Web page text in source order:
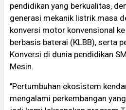
pendidikan yang berkualitas,
generasi mekanik listrik masa
konversi motor konvensional
berbasis baterai (KLBB), serta
Konversi di dunia pendidikan
Mesin.
"Pertumbuhan ekosistem
mengalami perkembangan